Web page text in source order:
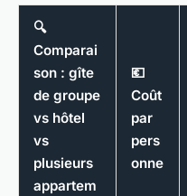
🔍
Comparai
son : gîte
de groupe
vs hôtel
vs
plusieurs
appartem
💶
Coût
par
pers
onne